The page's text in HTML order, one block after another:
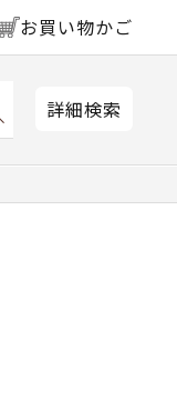
お買い物かご
詳細検索